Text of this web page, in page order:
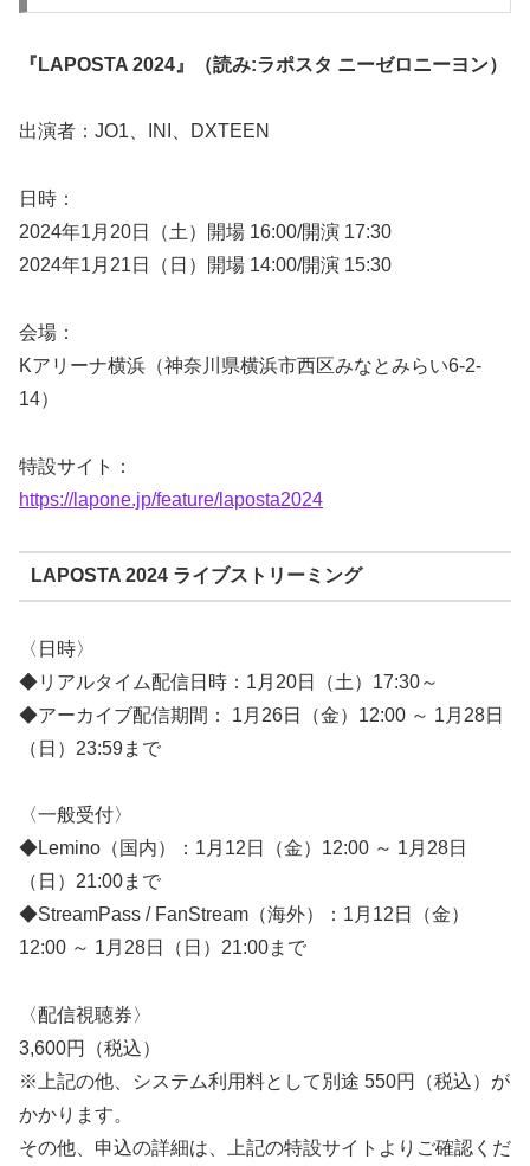
『LAPOSTA 2024』（読み:ラポスタ ニーゼロニーヨン）
出演者：JO1、INI、DXTEEN
日時：
2024年1月20日（土）開場 16:00/開演 17:30
2024年1月21日（日）開場 14:00/開演 15:30
会場：
Kアリーナ横浜（神奈川県横浜市西区みなとみらい6-2-
14）
特設サイト：
https://lapone.jp/feature/laposta2024
LAPOSTA 2024 ライブストリーミング
〈日時〉
◆リアルタイム配信日時：1月20日（土）17:30～
◆アーカイブ配信期間： 1月26日（金）12:00 ～ 1月28日
（日）23:59まで
〈一般受付〉
◆Lemino（国内）：1月12日（金）12:00 ～ 1月28日
（日）21:00まで
◆StreamPass / FanStream（海外）：1月12日（金）
12:00 ～ 1月28日（日）21:00まで
〈配信視聴券〉
3,600円（税込）
※上記の他、システム利用料として別途 550円（税込）が
かかります。
その他、申込の詳細は、上記の特設サイトよりご確認くだ